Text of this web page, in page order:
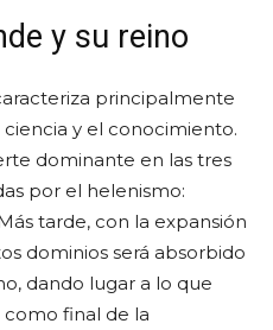
y su reino
principalmente
y el conocimiento.
dominante en las tres
por el helenismo:
tarde, con la expansión
dominios será absorbido
dando lugar a lo que
final de la